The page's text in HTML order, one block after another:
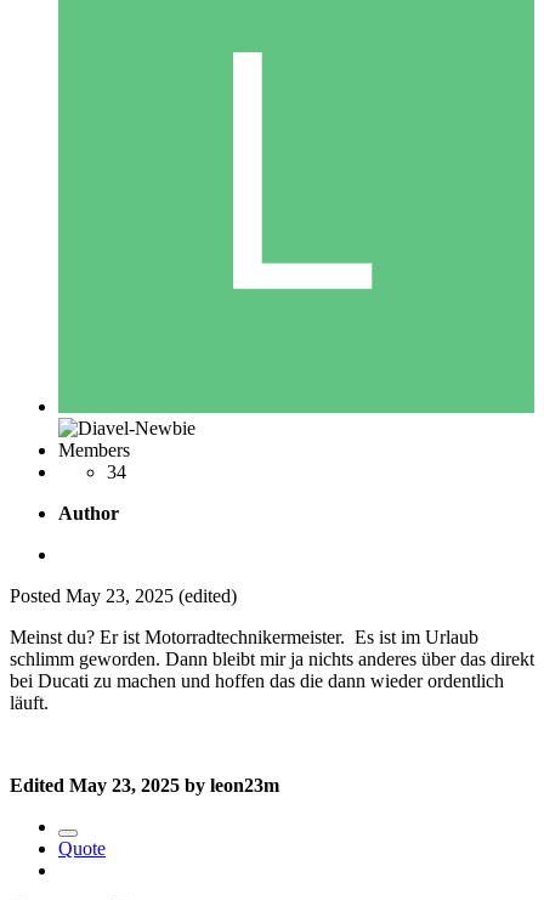
Members
34
Author
Posted May 23, 2025 (edited)
Meinst du? Er ist Motorradtechnikermeister. Es ist im Urlaub
schlimm geworden. Dann bleibt mir ja nichts anderes über das direkt
bei Ducati zu machen und hoffen das die dann wieder ordentlich
läuft.
Edited May 23, 2025 by leon23m
Quote